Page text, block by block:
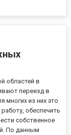
областей в
переезд в
многих из них это
обеспечить
собственное
По данным